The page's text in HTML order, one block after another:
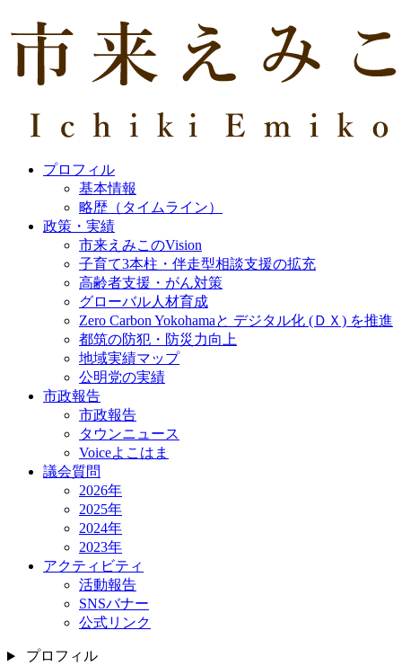
プロフィル
基本情報
略歴（タイムライン）
政策・実績
市来えみこのVision
子育て3本柱・伴走型相談支援の拡充
高齢者支援・がん対策
グローバル人材育成
Zero Carbon Yokohamaと デジタル化 (ＤＸ) を推進
都筑の防犯・防災力向上
地域実績マップ
公明党の実績
市政報告
市政報告
タウンニュース
Voiceよこはま
議会質問
2026年
2025年
2024年
2023年
アクティビティ
活動報告
SNSバナー
公式リンク
プロフィル